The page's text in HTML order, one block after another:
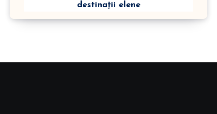
destinații elene